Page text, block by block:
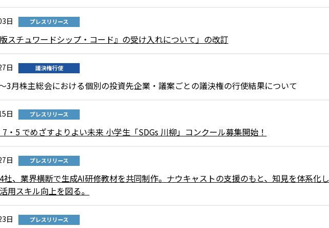
日 プレスリリース
版スチュワードシップ・コード』の受け入れについて」の改訂
日 議決権行使
3月株主総会における個別の投資先企業・議案ごとの議決権の行使結果について
日 プレスリリース
・5 でめざすよりよい未来 ⼩学⽣「SDGs 川柳」コンクール募集開始！
日 プレスリリース
社、業界横断で生成AI研修教材を共同制作。ナウキャストの支援のもと、知見を体系化し
用スキル向上を図る。
日 プレスリリース